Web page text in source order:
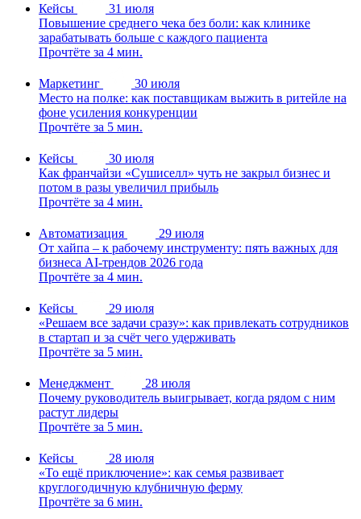
Кейсы
31 июля
Повышение среднего чека без боли: как клинике
зарабатывать больше с каждого пациента
Прочтёте за 4 мин.
Маркетинг
30 июля
Место на полке: как поставщикам выжить в ритейле на
фоне усиления конкуренции
Прочтёте за 5 мин.
Кейсы
30 июля
Как франчайзи «Сушиселл» чуть не закрыл бизнес и
потом в разы увеличил прибыль
Прочтёте за 4 мин.
Автоматизация
29 июля
От хайпа – к рабочему инструменту: пять важных для
бизнеса AI-трендов 2026 года
Прочтёте за 4 мин.
Кейсы
29 июля
«Решаем все задачи сразу»: как привлекать сотрудников
в стартап и за счёт чего удерживать
Прочтёте за 5 мин.
Менеджмент
28 июля
Почему руководитель выигрывает, когда рядом с ним
растут лидеры
Прочтёте за 5 мин.
Кейсы
28 июля
«То ещё приключение»: как семья развивает
круглогодичную клубничную ферму
Прочтёте за 6 мин.